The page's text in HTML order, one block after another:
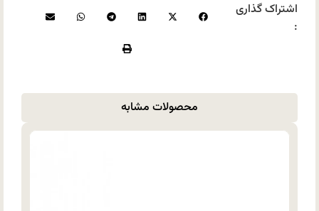
اشتراک گذاری
:
محصولات مشابه